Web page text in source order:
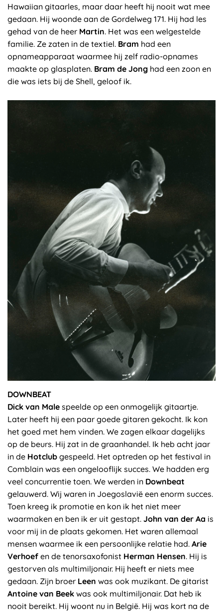
Hawaiian gitaarles, maar daar heeft hij nooit wat mee
gedaan. Hij woonde aan de Gordelweg 171. Hij had les
gehad van de heer Martin. Het was een welgestelde
familie. Ze zaten in de textiel. Bram had een
opnameapparaat waarmee hij zelf radio-opnames
maakte op glasplaten. Bram de Jong had een zoon en
die was iets bij de Shell, geloof ik.
DOWNBEAT
Dick van Male speelde op een onmogelijk gitaartje.
Later heeft hij een paar goede gitaren gekocht. Ik kon
het goed met hem vinden. We zagen elkaar dagelijks
op de beurs. Hij zat in de graanhandel. Ik heb acht jaar
in de Hotclub gespeeld. Het optreden op het festival in
Comblain was een ongelooflijk succes. We hadden erg
veel concurrentie toen. We werden in Downbeat
gelauwerd. Wij waren in Joegoslavië een enorm succes.
Toen kreeg ik promotie en kon ik het niet meer
waarmaken en ben ik er uit gestapt. John van der Aa is
voor mij in de plaats gekomen. Het waren allemaal
mensen waarmee ik een persoonlijke relatie had. Arie
Verhoef en de tenorsaxofonist Herman Hensen. Hij is
gestorven als multimiljonair. Hij heeft er niets mee
gedaan. Zijn broer Leen was ook muzikant. De gitarist
Antoine van Beek was ook multimiljonair. Dat heb ik
nooit bereikt. Hij woont nu in België. Hij was kort na de